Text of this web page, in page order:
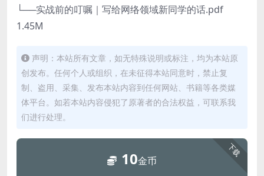
└──实战前的叮嘱｜写给网络领域新同学的话.pdf
1.45M
声明：本站所有文章，如无特殊说明或标注，均为本站原
创发布。任何个人或组织，在未征得本站同意时，禁止复
制、盗用、采集、发布本站内容到任何网站、书籍等各类媒
体平台。如若本站内容侵犯了原著者的合法权益，可联系我
们进行处理。
下载
10金币